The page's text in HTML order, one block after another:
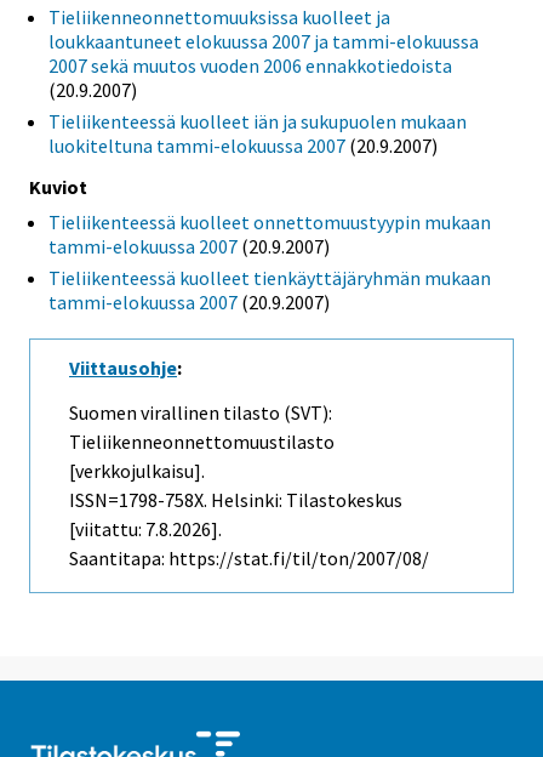
Tieliikenneonnettomuuksissa kuolleet ja
loukkaantuneet elokuussa 2007 ja tammi-elokuussa
2007 sekä muutos vuoden 2006 ennakkotiedoista
(20.9.2007)
Tieliikenteessä kuolleet iän ja sukupuolen mukaan
luokiteltuna tammi-elokuussa 2007 (20.9.2007)
Kuviot
Tieliikenteessä kuolleet onnettomuustyypin mukaan
tammi-elokuussa 2007 (20.9.2007)
Tieliikenteessä kuolleet tienkäyttäjäryhmän mukaan
tammi-elokuussa 2007 (20.9.2007)
Viittausohje:
Suomen virallinen tilasto (SVT):
Tieliikenneonnettomuustilasto
[verkkojulkaisu].
ISSN=1798-758X. Helsinki: Tilastokeskus
[viitattu: 7.8.2026].
Saantitapa: https://stat.fi/til/ton/2007/08/